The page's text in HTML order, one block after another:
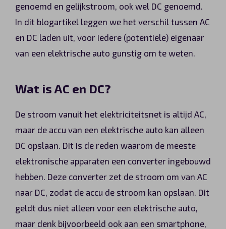
genoemd en gelijkstroom, ook wel DC genoemd.
In dit blogartikel leggen we het verschil tussen AC
en DC laden uit, voor iedere (potentiele) eigenaar
van een elektrische auto gunstig om te weten.
Wat is AC en DC?
De stroom vanuit het elektriciteitsnet is altijd AC,
maar de accu van een elektrische auto kan alleen
DC opslaan. Dit is de reden waarom de meeste
elektronische apparaten een converter ingebouwd
hebben. Deze converter zet de stroom om van AC
naar DC, zodat de accu de stroom kan opslaan. Dit
geldt dus niet alleen voor een elektrische auto,
maar denk bijvoorbeeld ook aan een smartphone,
Vragen?
Over ons